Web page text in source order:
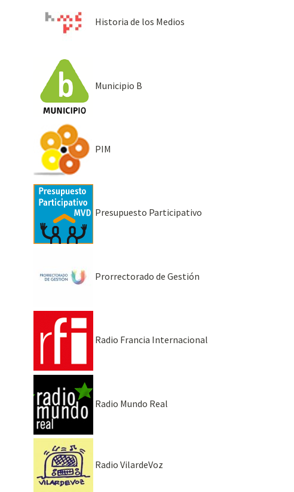
Historia de los Medios
Municipio B
PIM
Presupuesto Participativo
Prorrectorado de Gestión
Radio Francia Internacional
Radio Mundo Real
Radio VilardeVoz